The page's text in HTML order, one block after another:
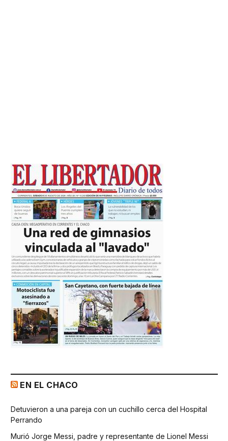
EN EL CHACO
Detuvieron a una pareja con un cuchillo cerca del Hospital
Perrando
Murió Jorge Messi, padre y representante de Lionel Messi